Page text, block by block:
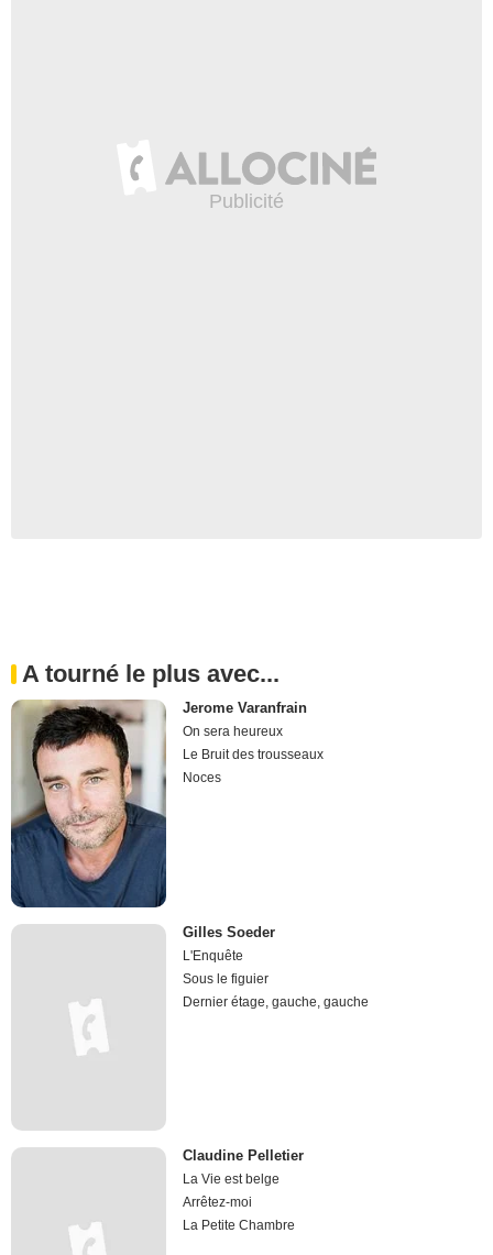
A tourné le plus avec...
Jerome Varanfrain
On sera heureux
Le Bruit des trousseaux
Noces
Gilles Soeder
L'Enquête
Sous le figuier
Dernier étage, gauche, gauche
Claudine Pelletier
La Vie est belge
Arrêtez-moi
La Petite Chambre